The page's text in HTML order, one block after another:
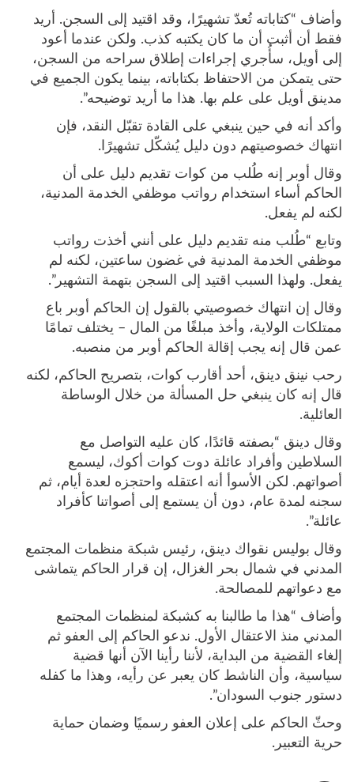
وأضاف “كتاباته تُعدّ تشهيرًا، وقد اقتيد إلى السجن. أريد
فقط أن أثبت أن ما كان يكتبه كذب. ولكن عندما أعود
إلى أويل، سأُجري إجراءات إطلاق سراحه من السجن،
حتى يتمكن من الاحتفاظ بكتاباته، بينما يكون الجميع في
مدينق أويل على علم بها. هذا ما أريد توضيحه”.
وأكد أنه في حين ينبغي على القادة تقبّل النقد، فإن
انتهاك خصوصيتهم دون دليل يُشكّل تشهيرًا.
وقال أوبر إنه طُلب من كوات تقديم دليل على أن
الحاكم أساء استخدام رواتب موظفي الخدمة المدنية،
لكنه لم يفعل.
وتابع “طُلب منه تقديم دليل على أنني أخذت رواتب
موظفي الخدمة المدنية في غضون ساعتين، لكنه لم
يفعل. ولهذا السبب اقتيد إلى السجن بتهمة التشهير”.
وقال إن انتهاك خصوصيتي بالقول إن الحاكم أوبر باع
ممتلكات الولاية، وأخذ مبلغًا من المال – يختلف تمامًا
عمن قال إنه يجب إقالة الحاكم أوبر من منصبه.
رحب نينق دينق، أحد أقارب كوات، بتصريح الحاكم، لكنه
قال إنه كان ينبغي حل المسألة من خلال الوساطة
العائلية.
وقال دينق “بصفته قائدًا، كان عليه التواصل مع
السلاطين وأفراد عائلة دوت كوات أكوك، ليسمع
أصواتهم. لكن الأسوأ أنه اعتقله واحتجزه لعدة أيام، ثم
سجنه لمدة عام، دون أن يستمع إلى أصواتنا كأفراد
عائلة”.
وقال بوليس نقواك دينق، رئيس شبكة منظمات المجتمع
المدني في شمال بحر الغزال، إن قرار الحاكم يتماشى
مع دعواتهم للمصالحة.
وأضاف “هذا ما طالبنا به كشبكة لمنظمات المجتمع
المدني منذ الاعتقال الأول. ندعو الحاكم إلى العفو ثم
إلغاء القضية من البداية، لأننا رأينا الآن أنها قضية
سياسية، وأن الناشط كان يعبر عن رأيه، وهذا ما كفله
دستور جنوب السودان”.
وحثّ الحاكم على إعلان العفو رسميًا وضمان حماية
حرية التعبير.